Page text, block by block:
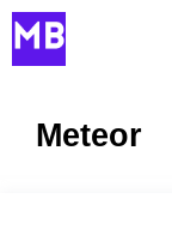
Skip
to
Meteor